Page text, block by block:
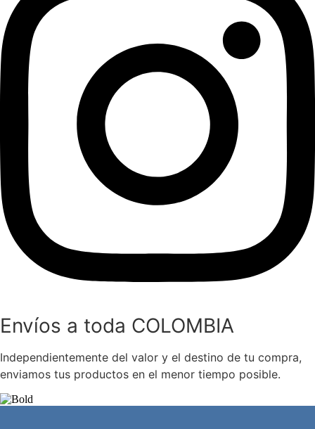
Envíos a toda COLOMBIA
Independientemente del valor y el destino de tu compra,
enviamos tus productos en el menor tiempo posible.